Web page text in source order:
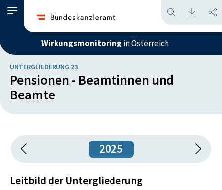
Wirkungsmonitoring in Österreich
UNTERGLIEDERUNG 23
Pensionen - Beamtinnen und
Beamte
2025
Leitbild der Untergliederung